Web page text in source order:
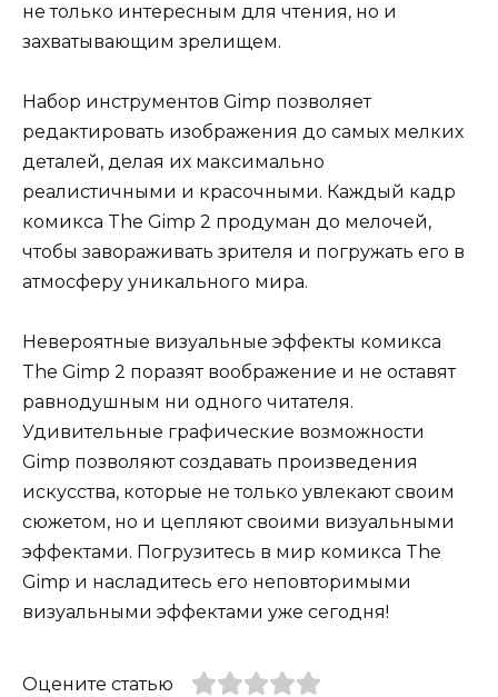
не только интересным для чтения, но и
захватывающим зрелищем.
Набор инструментов Gimp позволяет
редактировать изображения до самых мелких
деталей, делая их максимально
реалистичными и красочными. Каждый кадр
комикса The Gimp 2 продуман до мелочей,
чтобы завораживать зрителя и погружать его в
атмосферу уникального мира.
Невероятные визуальные эффекты комикса
The Gimp 2 поразят воображение и не оставят
равнодушным ни одного читателя.
Удивительные графические возможности
Gimp позволяют создавать произведения
искусства, которые не только увлекают своим
сюжетом, но и цепляют своими визуальными
эффектами. Погрузитесь в мир комикса The
Gimp и насладитесь его неповторимыми
визуальными эффектами уже сегодня!
Оцените статью